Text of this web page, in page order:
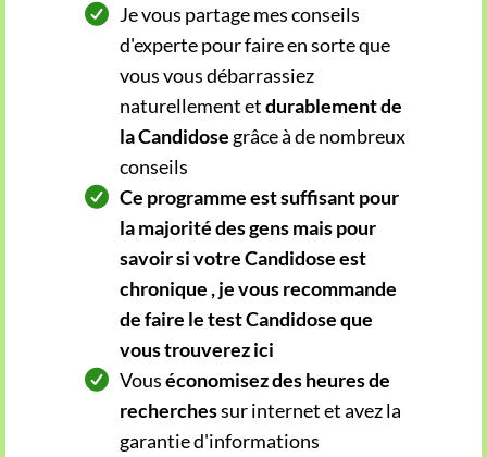
Je vous partage mes conseils
d'experte pour faire en sorte que
vous vous débarrassiez
naturellement etdurablement de
la Candidose grâce à de nombreux
conseils
Ce programme est suffisant pour
la majorité des gens mais pour
savoir si votre Candidose est
chronique , je vous recommande
de faire le test Candidose que
vous trouverezici
Vouséconomisez des heures de
recherchessur internet et avez la
garantie d'informations